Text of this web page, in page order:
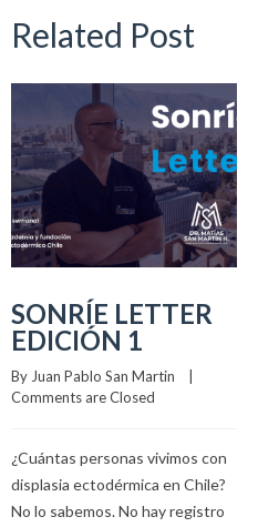
Related Post
SONRÍE LETTER
EDICIÓN 1
By Juan Pablo San Martin
Comments are Closed
¿Cuántas personas vivimos con
displasia ectodérmica en Chile?
No lo sabemos. No hay registro